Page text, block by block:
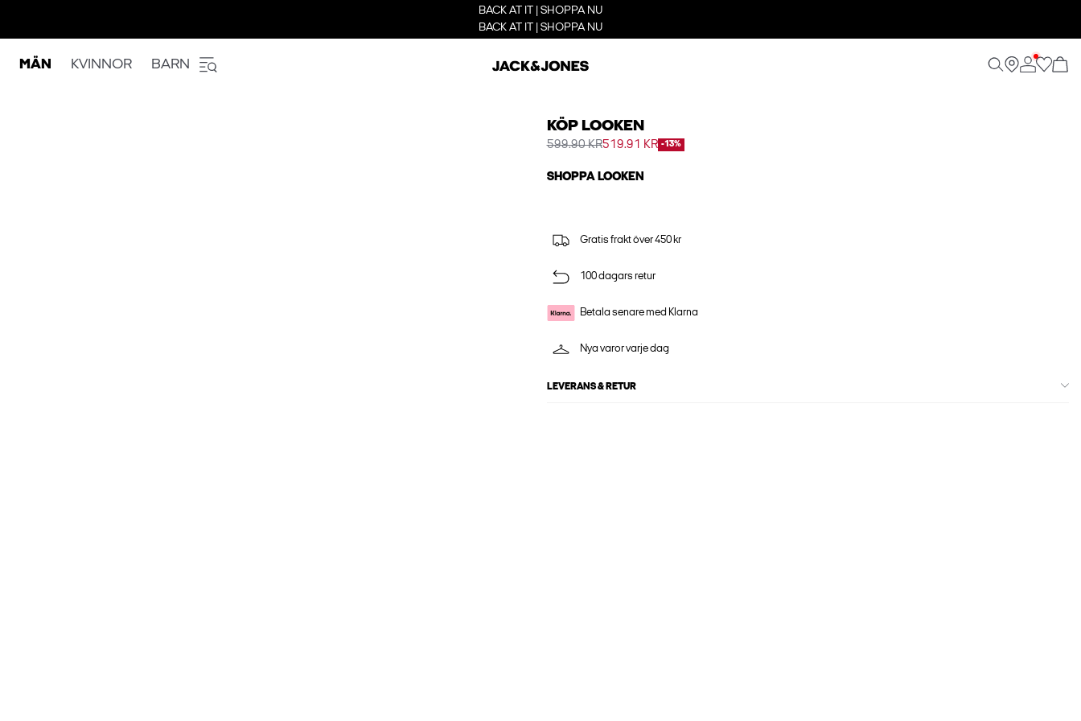
BACK AT IT | SHOPPA NU
BACK AT IT | SHOPPA NU
MÄN KVINNOR BARN
KÖP LOOKEN
599.90 KR519.91 KR -13%
SHOPPA LOOKEN
Gratis frakt över 450 kr
100 dagars retur
Betala senare med Klarna
Nya varor varje dag
LEVERANS & RETUR